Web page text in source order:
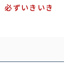
必ずいきいき